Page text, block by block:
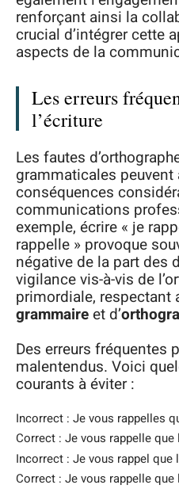
renforçant ainsi la
crucial d’intégrer cette
aspects de la
Les erreurs
l’écriture
Les fautes
grammaticales peuvent
conséquences
communications
exemple, écrire « je
rappelle » provoque
négative de la part des
vigilance vis-à-vis de
primordiale, respectant
grammaireet d’
Des erreurs fréquentes
malentendus. Voici
courants à éviter :
Incorrect : Je vous rappelles
Correct : Je vous rappelle
Incorrect : Je vous rappel que
Correct : Je vous rappelle que